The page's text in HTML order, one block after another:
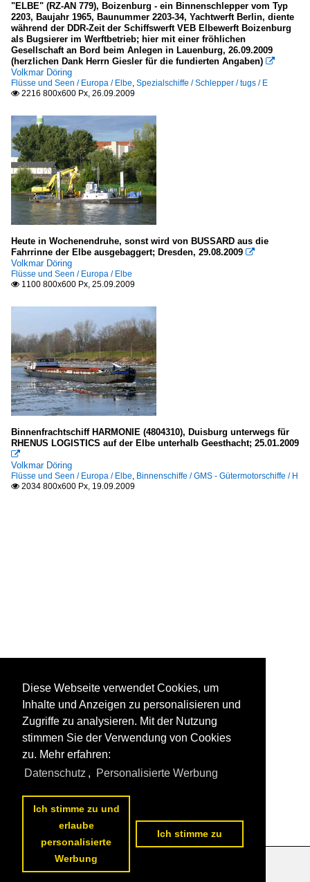
"ELBE" (RZ-AN 779), Boizenburg - ein Binnenschlepper vom Typ
2203, Baujahr 1965, Baunummer 2203-34, Yachtwerft Berlin, diente
während der DDR-Zeit der Schiffswerft VEB Elbewerft Boizenburg
als Bugsierer im Werftbetrieb; hier mit einer fröhlichen
Gesellschaft an Bord beim Anlegen in Lauenburg, 26.09.2009
(herzlichen Dank Herrn Giesler für die fundierten Angaben) 
Volkmar Döring
Flüsse und Seen / Europa / Elbe, Spezialschiffe / Schlepper / tugs / E
 2216 800x600 Px, 26.09.2009
Heute in Wochenendruhe, sonst wird von BUSSARD aus die
Fahrrinne der Elbe ausgebaggert; Dresden, 29.08.2009 
Volkmar Döring
Flüsse und Seen / Europa / Elbe
 1100 800x600 Px, 25.09.2009
Binnenfrachtschiff HARMONIE (4804310), Duisburg unterwegs für
RHENUS LOGISTICS auf der Elbe unterhalb Geesthacht; 25.01.2009

Volkmar Döring
Flüsse und Seen / Europa / Elbe, Binnenschiffe / GMS - Gütermotorschiffe / H
 2034 800x600 Px, 19.09.2009
Datenschutzerklärung
Diese Webseite verwendet Cookies, um
Inhalte und Anzeigen zu personalisieren und
Zugriffe zu analysieren. Mit der Nutzung
stimmen Sie der Verwendung von Cookies
zu. Mehr erfahren:
Datenschutz , Personalisierte Werbung
Ich stimme zu und
erlaube
personalisierte
Werbung
Ich stimme zu